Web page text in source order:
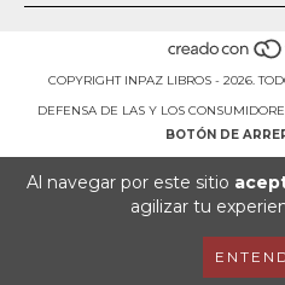
Al navegar por este sitio
agilizar tu
COPYRIGHT INPAZ LIBROS - 2026.
DEFENSA DE LAS Y LOS
BOTÓN DE